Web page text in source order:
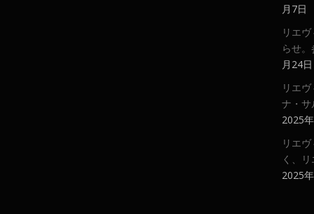
月7日
リエ
らせ
月24日
リエ
ナ・サ
2025
リエ
く、
2025